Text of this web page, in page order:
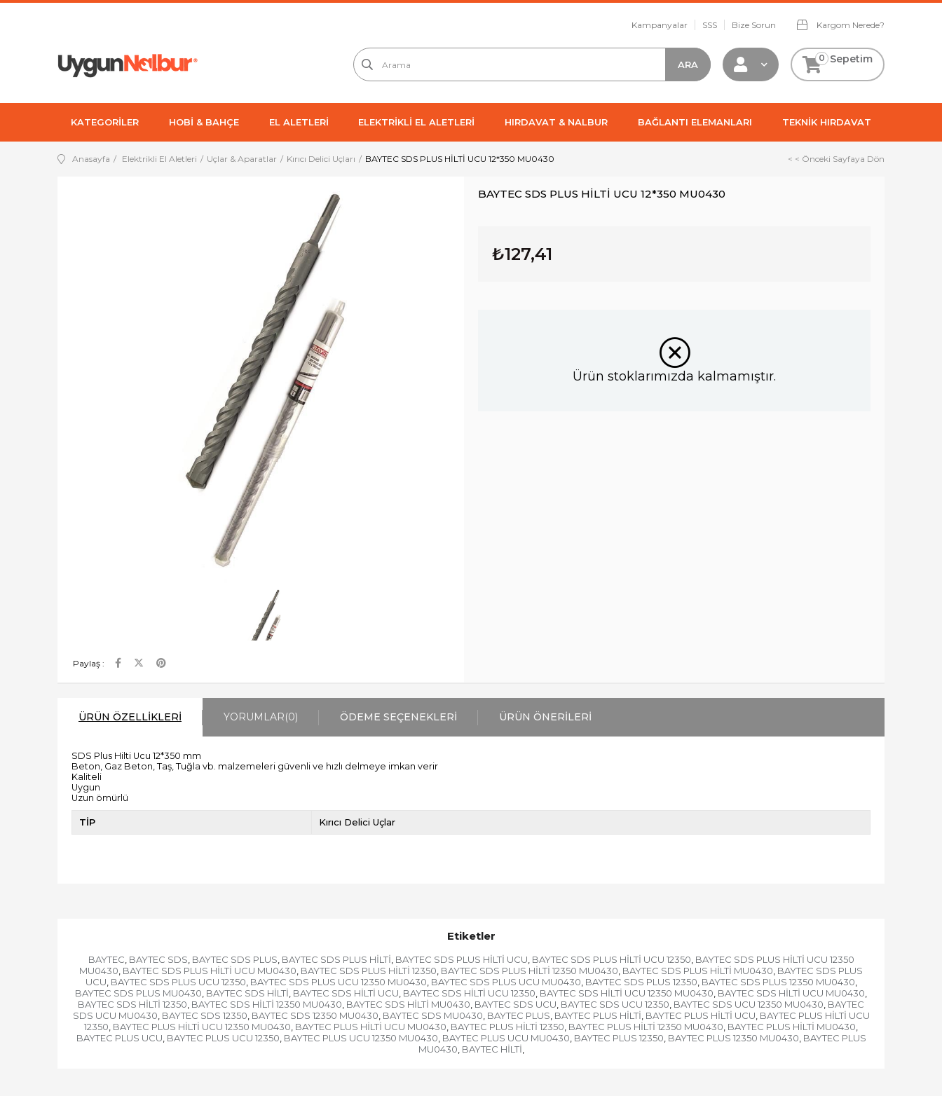
Kampanyalar SSS Bize Sorun Kargom Nerede?
Sepetim
0
KATEGORİLER HOBİ & BAHÇE EL ALETLERİ ELEKTRİKLİ EL ALETLERİ HIRDAVAT & NALBUR BAĞLANTI ELEMANLARI TEKNİK HIRDAVAT
Anasayfa Elektrikli El Aletleri Uçlar & Aparatlar Kırıcı Delici Uçları BAYTEC SDS PLUS HİLTİ UCU 12*350 MU0430 < < Önceki Sayfaya Dön
Paylaş :
BAYTEC SDS PLUS HİLTİ UCU 12*350 MU0430
₺127,41
Ürün stoklarımızda kalmamıştır.
ÜRÜN ÖZELLIKLERI YORUMLAR(0) ÖDEME SEÇENEKLERI ÜRÜN ÖNERILERI
SDS Plus Hilti Ucu 12*350 mm
Beton, Gaz Beton, Taş, Tuğla vb. malzemeleri güvenli ve hızlı delmeye imkan verir
Kaliteli
Uygun
Uzun ömürlü
TİP Kırıcı Delici Uçlar
Etiketler
BAYTEC, BAYTEC SDS, BAYTEC SDS PLUS, BAYTEC SDS PLUS HİLTİ, BAYTEC SDS PLUS HİLTİ UCU, BAYTEC SDS PLUS HİLTİ UCU 12350, BAYTEC SDS PLUS HİLTİ UCU 12350
MU0430, BAYTEC SDS PLUS HİLTİ UCU MU0430, BAYTEC SDS PLUS HİLTİ 12350, BAYTEC SDS PLUS HİLTİ 12350 MU0430, BAYTEC SDS PLUS HİLTİ MU0430, BAYTEC SDS PLUS
UCU, BAYTEC SDS PLUS UCU 12350, BAYTEC SDS PLUS UCU 12350 MU0430, BAYTEC SDS PLUS UCU MU0430, BAYTEC SDS PLUS 12350, BAYTEC SDS PLUS 12350 MU0430,
BAYTEC SDS PLUS MU0430, BAYTEC SDS HİLTİ, BAYTEC SDS HİLTİ UCU, BAYTEC SDS HİLTİ UCU 12350, BAYTEC SDS HİLTİ UCU 12350 MU0430, BAYTEC SDS HİLTİ UCU MU0430,
BAYTEC SDS HİLTİ 12350, BAYTEC SDS HİLTİ 12350 MU0430, BAYTEC SDS HİLTİ MU0430, BAYTEC SDS UCU, BAYTEC SDS UCU 12350, BAYTEC SDS UCU 12350 MU0430, BAYTEC
SDS UCU MU0430, BAYTEC SDS 12350, BAYTEC SDS 12350 MU0430, BAYTEC SDS MU0430, BAYTEC PLUS, BAYTEC PLUS HİLTİ, BAYTEC PLUS HİLTİ UCU, BAYTEC PLUS HİLTİ UCU
12350, BAYTEC PLUS HİLTİ UCU 12350 MU0430, BAYTEC PLUS HİLTİ UCU MU0430, BAYTEC PLUS HİLTİ 12350, BAYTEC PLUS HİLTİ 12350 MU0430, BAYTEC PLUS HİLTİ MU0430,
BAYTEC PLUS UCU, BAYTEC PLUS UCU 12350, BAYTEC PLUS UCU 12350 MU0430, BAYTEC PLUS UCU MU0430, BAYTEC PLUS 12350, BAYTEC PLUS 12350 MU0430, BAYTEC PLUS
MU0430, BAYTEC HİLTİ,